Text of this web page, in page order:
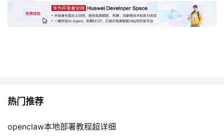
热门推荐
openclaw本地部署教程超详细